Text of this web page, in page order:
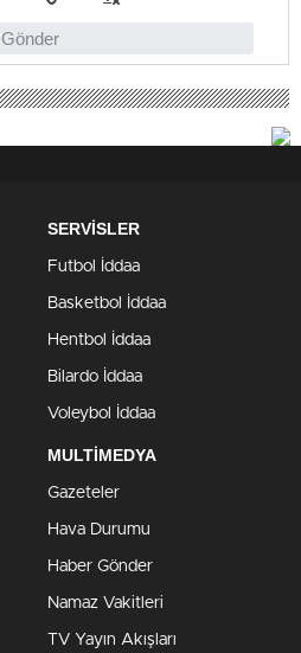
Gönder
SERVİSLER
Futbol İddaa
Basketbol İddaa
Hentbol İddaa
Bilardo İddaa
Voleybol İddaa
MULTİMEDYA
Gazeteler
Hava Durumu
Haber Gönder
Namaz Vakitleri
TV Yayın Akışları